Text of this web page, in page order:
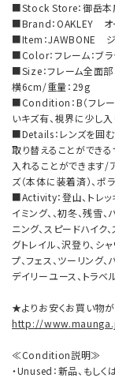
■Stock Store：御岳本
■Brand：OAKLEY オ
■Item：JAWBONE ジ
■Color：フレーム：ブ
■Size：フレーム全面
横6cm/重量：29g
■Condition：B（フレ
いキズ有、視界に少し
■Details：レンズを囲
取り替えることができ
入れることができます/
ズ（本体に装着済）、ポ
■Activity：登山、トレッ
イミング、、初冬、残雪
ニング、スピードハイク
グトレイル、沢登り、シ
プ、フェス、ツーリング、
デイリーユース、トラベ
★よりお安くお買い物が
http://
≪Condition説明≫
・Unused：新品、もし